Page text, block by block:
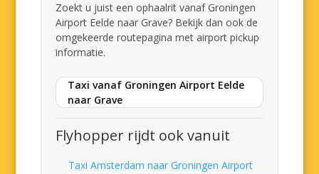
Zoekt u juist een ophaalrit vanaf Groningen
Airport Eelde naar Grave? Bekijk dan ook de
omgekeerde routepagina met airport pickup
informatie.
Taxi vanaf Groningen Airport Eelde
naar Grave
Flyhopper rijdt ook vanuit
Taxi Amsterdam naar Groningen Airport